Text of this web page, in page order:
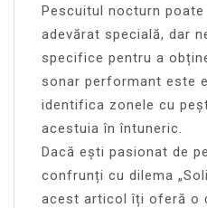
Pescuitul nocturn
adevărat specială, dar
specifice pentru a
sonar performant este
identifica zonele cu
acestuia în întuneric.
Dacă ești pasionat de
confrunți cu dilema
acest articol îți oferă o